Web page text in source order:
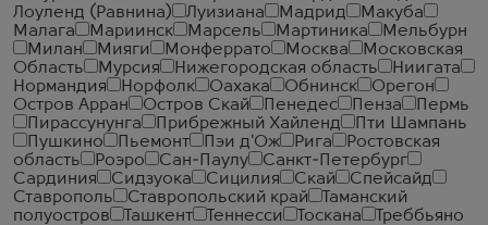
Лоуленд (Равнина)
Луизиана Мадрид
Макуба
Малага
Мариинск Марсель Мартиника
Мельбурн
Милан
Мияги Монферрато Москва
Московская
Область
Мурсия Нижегородская область
Ниигата
Нормандия
Норфолк Оахака Обнинск
Орегон
Остров Арран
Остров Скай Пенедес Пенза
Пермь
Пирассунунга
Прибрежный Хайленд
Пти Шампань
Пушкино
Пьемонт Пэи д'Ож Рига
Ростовская
область
Роэро Сан-Паулу
Санкт-Петербург
Сардиния
Сидзуока Сицилия Скай
Спейсайд
Ставрополь
Ставропольский край
Таманский
полуостров
Ташкент Теннесси Тоскана
Треббьяно